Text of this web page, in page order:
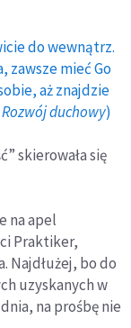
do wewnątrz.
zawsze mieć Go
aż znajdzie
Rozwój duchowy)
skierowała się
na apel
Praktiker,
Najdłużej, bo do
uzyskanych w
na prośbę nie